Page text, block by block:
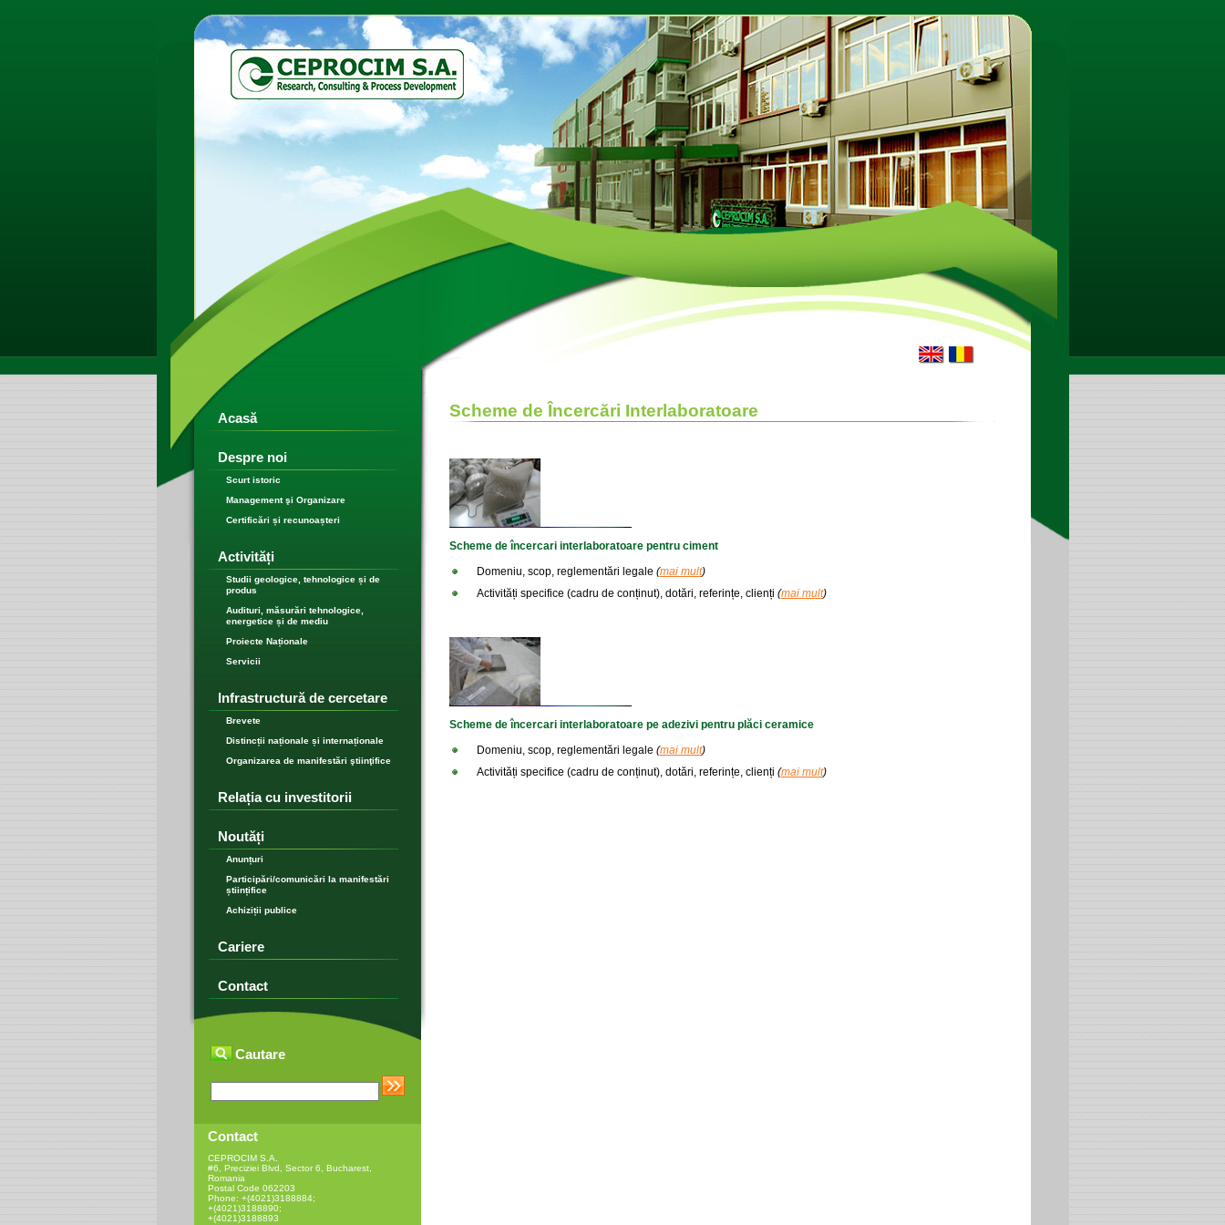
Scheme de Încercări Interlaboratoare
Scheme de încercari interlaboratoare pentru ciment
Domeniu, scop, reglementări legale (mai mult)
Activități specifice (cadru de conținut), dotări, referințe, clienți (mai mult)
Scheme de încercari interlaboratoare pe adezivi pentru plăci ceramice
Domeniu, scop, reglementări legale (mai mult)
Activități specifice (cadru de conținut), dotări, referințe, clienți (mai mult)
Acasă
Despre noi
Scurt istoric
Management şi Organizare
Certificări și recunoașteri
Activități
Studii geologice, tehnologice și de
produs
Audituri, măsurări tehnologice,
energetice și de mediu
Proiecte Naționale
Servicii
Infrastructură de cercetare
Brevete
Distincții naționale și internaționale
Organizarea de manifestări ştiinţifice
Relația cu investitorii
Noutăți
Anunțuri
Participări/comunicări la manifestări
științifice
Achiziții publice
Cariere
Contact
Cautare
Contact
CEPROCIM S.A.
#6, Preciziei Blvd, Sector 6, Bucharest,
Romania
Postal Code 062203
Phone: +(4021)3188884;
+(4021)3188890;
+(4021)3188893